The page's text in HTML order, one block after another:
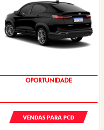
OPORTUNIDADE
VENDAS PARA PCD